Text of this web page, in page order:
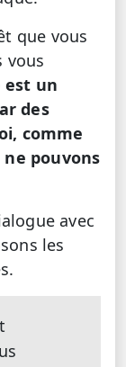
que vous
vous
est un
des
comme
pouvons
avec
les